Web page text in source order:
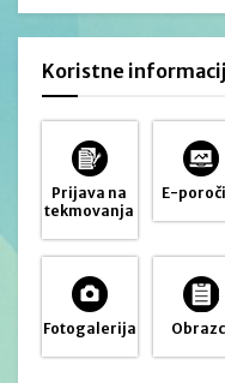
Koristne
Prijava na
tekmovanja
E-
Fotogalerija